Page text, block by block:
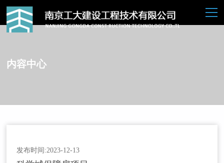
内容中心
发布时间:2023-12-13